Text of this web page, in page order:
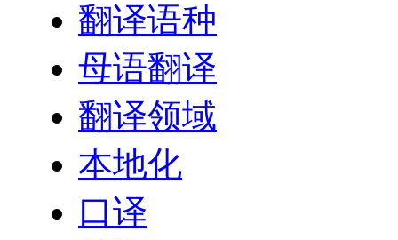
翻译语种
母语翻译
翻译领域
本地化
口译